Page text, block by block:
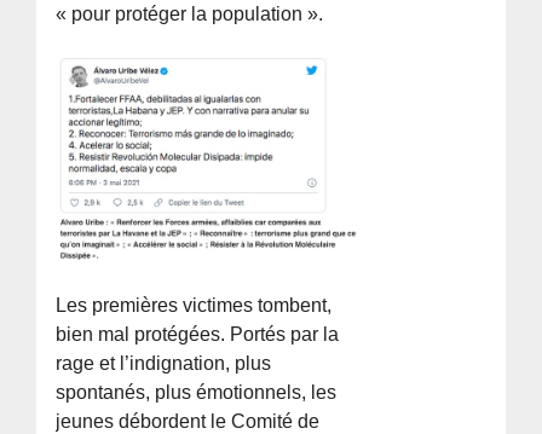
« pour protéger la population ».
Les premières victimes tombent,
bien mal protégées. Portés par la
rage et l’indignation, plus
spontanés, plus émotionnels, les
jeunes débordent le Comité de